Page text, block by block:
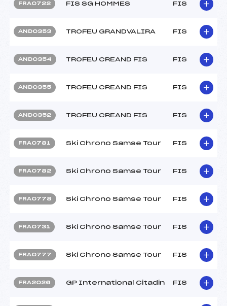
FRA0722 FIS SG HOMMES FIS
AND0353 TROFEU GRANDVALIRA FIS
AND0354 TROFEU CREAND FIS FIS
AND0355 TROFEU CREAND FIS FIS
AND0352 TROFEU CREAND FIS FIS
FRA0781 Ski Chrono Samse Tour FIS
FRA0782 Ski Chrono Samse Tour FIS
FRA0778 Ski Chrono Samse Tour FIS
FRA0731 Ski Chrono Samse Tour FIS
FRA0777 Ski Chrono Samse Tour FIS
FRA2026 GP International Citadin FIS